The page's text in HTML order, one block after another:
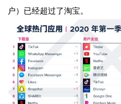
户）已经超过了淘宝。